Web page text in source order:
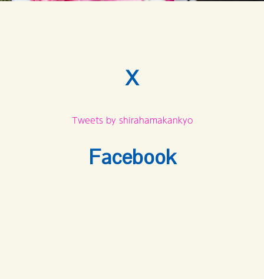
X
Tweets by shirahamakankyo
Facebook